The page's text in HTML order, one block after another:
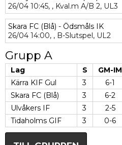
26/04 10:45, , Kval.m A/B 2, UL3
Skara FC (Blå) - Ödsmåls IK
26/04 14:00, , B-Slutspel, UL2
Grupp A
Lag S GM-IM
Kärra KIF Gul
3 6-1
Skara FC (Blå)
3 6-2
Ulvåkers IF
3 2-5
Tidaholms GIF
3 0-6